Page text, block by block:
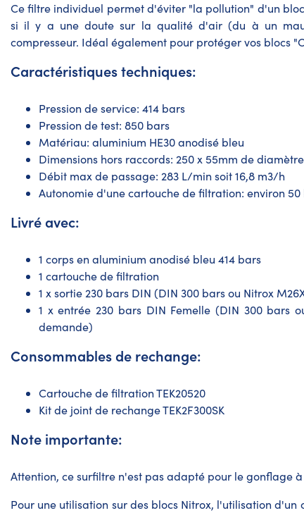
Ce filtre individuel permet d'éviter "la pollution" d'un
si il y a une doute sur la qualité d'air (du à un
compresseur. Idéal également pour protéger vos blocs
Caractéristiques techniques:
Pression de service: 414 bars
Pression de test: 850 bars
Matériau: aluminium HE30 anodisé bleu
Dimensions hors raccords: 250 x 55mm de diamètre
Débit max de passage: 283 L/min soit 16,8 m3/h
Autonomie d'une cartouche de filtration: environ 50
Livré avec:
1 corps en aluminium anodisé bleu 414 bars
1 cartouche de filtration
1 x sortie 230 bars DIN (DIN 300 bars ou Nitrox
1 x entrée 230 bars DIN Femelle (DIN 300 bars
demande)
Consommables de rechange:
Cartouche de filtration TEK20520
Kit de joint de rechange TEK2F300SK
Note importante:
Attention, ce surfiltre n'est pas adapté pour le gonflage
Pour une utilisation sur des blocs Nitrox, l'utilisation